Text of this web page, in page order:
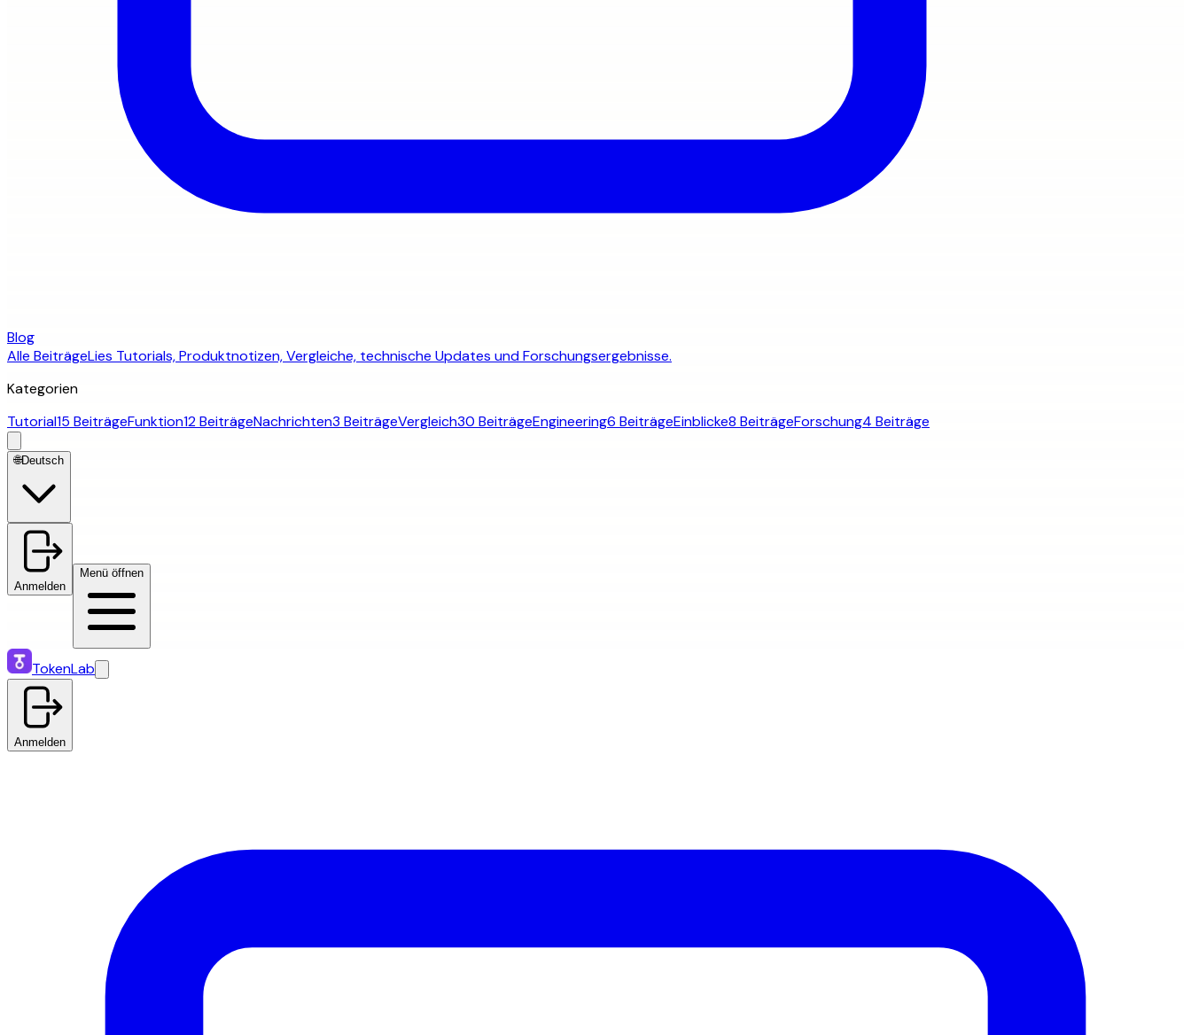
Blog
Alle BeiträgeLies Tutorials, Produktnotizen, Vergleiche, technische Updates und Forschungsergebnisse.
Kategorien
Tutorial15 BeiträgeFunktion12 BeiträgeNachrichten3 BeiträgeVergleich30 BeiträgeEngineering6 BeiträgeEinblicke8 BeiträgeForschung4 Beiträge
🌐Deutsch
Anmelden
Menü öffnen
TokenLab
Anmelden